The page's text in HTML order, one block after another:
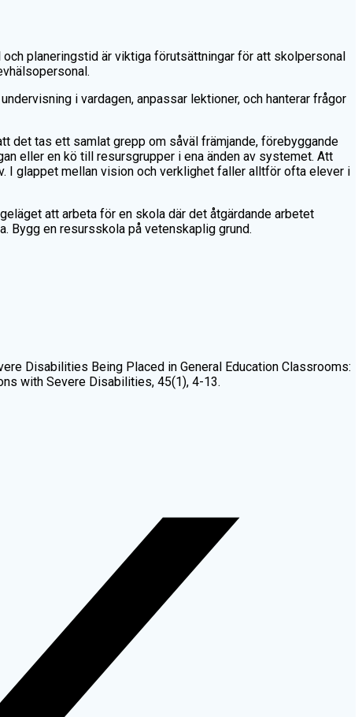
planeringstid är viktiga förutsättningar för att skolpersonal
i vardagen, anpassar lektioner, och hanterar frågor
det tas ett samlat grepp om såväl främjande, förebyggande
eller en kö till resursgrupper i ena änden av systemet. Att
I glappet mellan vision och verklighet faller alltför ofta elever i
att arbeta för en skola där det åtgärdande arbetet
Bygg en resursskola på vetenskaplig grund.
Disabilities Being Placed in General Education Classrooms:
with Severe Disabilities, 45(1), 4-13.